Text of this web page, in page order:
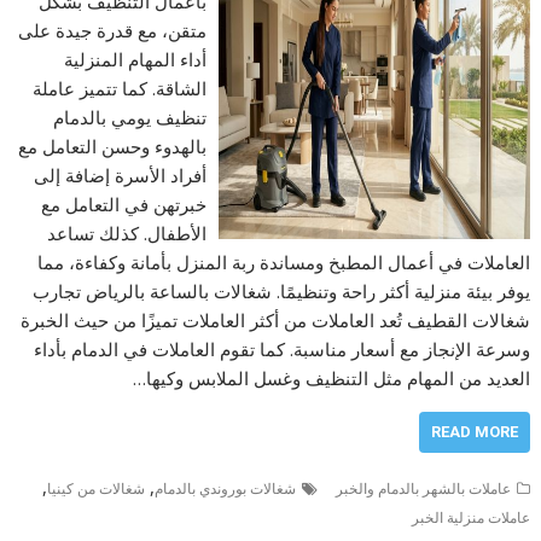
متقن، مع قدرة جيدة على
أداء المهام المنزلية
الشاقة. كما تتميز عاملة
تنظيف يومي بالدمام
بالهدوء وحسن التعامل مع
أفراد الأسرة إضافة إلى
خبرتهن في التعامل مع
الأطفال. كذلك تساعد
العاملات في أعمال المطبخ ومساندة ربة المنزل بأمانة وكفاءة، مما
يوفر بيئة منزلية أكثر راحة وتنظيمًا. شغالات بالساعة بالرياض تجارب
شغالات القطيف تُعد العاملات من أكثر العاملات تميزًا من حيث الخبرة
وسرعة الإنجاز مع أسعار مناسبة. كما تقوم العاملات في الدمام بأداء
العديد من المهام مثل التنظيف وغسل الملابس وكيها…
READ MORE
عاملات بالشهر بالدمام والخبر شغالات بوروندي بالدمام, شغالات من كينيا,
عاملات منزلية الخبر